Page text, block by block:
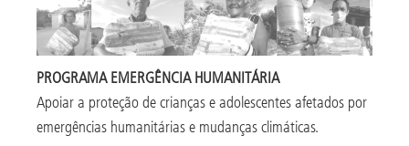
PROGRAMA EMERGÊNCIA HUMANITÁRIA
Apoiar a proteção de crianças e adolescentes afetados por
emergências humanitárias e mudanças climáticas.